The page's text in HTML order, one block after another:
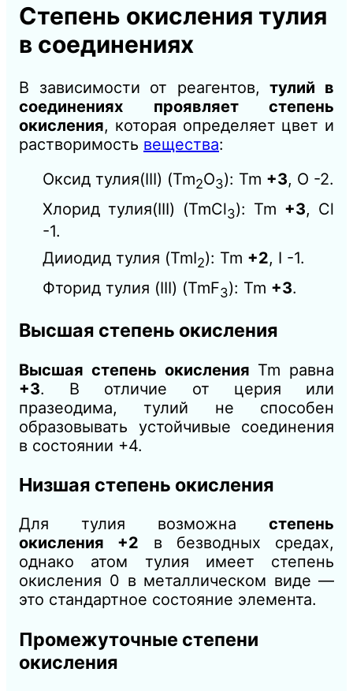
Степень окисления тулия
в соединениях
В зависимости от реагентов,тулий в
соединениях проявляет степень
окисления, которая определяет цвет и
растворимость вещества:
Оксид тулия(III) (Tm2O3): Tm +3, O -2.
Хлорид тулия(III) (TmCl3): Tm +3, Cl
-1.
Дииодид тулия (TmI2): Tm +2, I -1.
Фторид тулия (III) (TmF3): Tm +3.
Высшая степень окисления
Высшая степень окисления Tm равна
+3. В отличие от церия или
празеодима, тулий не способен
образовывать устойчивые соединения
в состоянии +4.
Низшая степень окисления
Для тулия возможна степень
окисления +2 в безводных средах,
однако атом тулия имеет степень
окисления 0 в металлическом виде —
это стандартное состояние элемента.
Промежуточные степени
окисления